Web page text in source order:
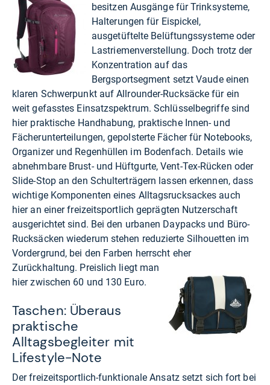
besitzen Ausgänge für Trinksysteme,
Halterungen für Eispickel,
ausgetüftelte Belüftungssysteme oder
Lastriemenverstellung. Doch trotz der
Konzentration auf das
Bergsportsegment setzt Vaude einen
klaren Schwerpunkt auf Allrounder-Rucksäcke für ein
weit gefasstes Einsatzspektrum. Schlüsselbegriffe sind
hier praktische Handhabung, praktische Innen- und
Fächerunterteilungen, gepolsterte Fächer für Notebooks,
Organizer und Regenhüllen im Bodenfach. Details wie
abnehmbare Brust- und Hüftgurte, Vent-Tex-Rücken oder
Slide-Stop an den Schulterträgern lassen erkennen, dass
wichtige Komponenten eines Alltagsrucksackes auch
hier an einer freizeitsportlich geprägten Nutzerschaft
ausgerichtet sind. Bei den urbanen Daypacks und Büro-
Rucksäcken wiederum stehen reduzierte Silhouetten im
Vordergrund, bei den Farben herrscht eher
Zurückhaltung. Preislich liegt man
hier zwischen 60 und 130 Euro.
Taschen: Überaus
praktische
Alltagsbegleiter mit
Lifestyle-Note
Der freizeitsportlich-funktionale Ansatz setzt sich fort bei